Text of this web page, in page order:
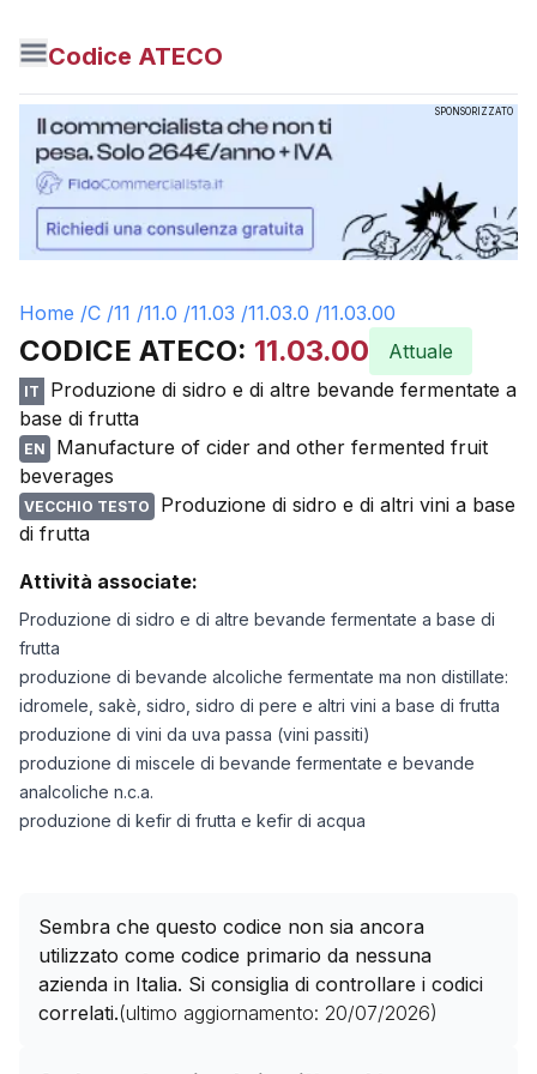
Codice ATECO
SPONSORIZZATO
Home /C /11 /11.0 /11.03 /11.03.0 /11.03.00
CODICE ATECO: 11.03.00 Attuale
IT
Produzione di sidro e di altre bevande fermentate a
base di frutta
EN
Manufacture of cider and other fermented fruit
beverages
VECCHIO TESTO
Produzione di sidro e di altri vini a base
di frutta
Attività associate:
Produzione di sidro e di altre bevande fermentate a base di
frutta
produzione di bevande alcoliche fermentate ma non distillate:
idromele, sakè, sidro, sidro di pere e altri vini a base di frutta
produzione di vini da uva passa (vini passiti)
produzione di miscele di bevande fermentate e bevande
analcoliche n.c.a.
produzione di kefir di frutta e kefir di acqua
Sembra che questo codice non sia ancora
utilizzato come codice primario da nessuna
azienda in Italia. Si consiglia di controllare i codici
correlati.(ultimo aggiornamento: 20/07/2026)